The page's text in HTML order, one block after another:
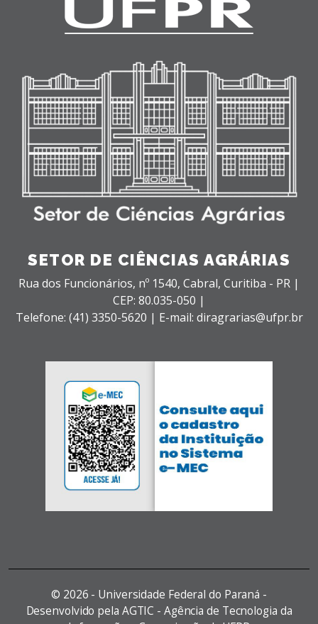
SETOR DE CIÊNCIAS AGRÁRIAS
Rua dos Funcionários, nº 1540, Cabral, Curitiba - PR |
CEP: 80.035-050 |
Telefone: (41) 3350-5620 | E-mail: diragrarias@ufpr.br
© 2026 - Universidade Federal do Paraná -
Desenvolvido pela AGTIC - Agência de Tecnologia da